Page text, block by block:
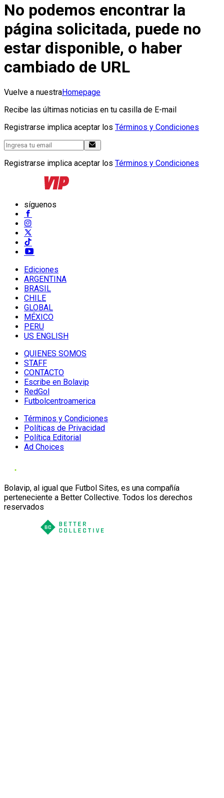
No podemos encontrar la
página solicitada, puede no
estar disponible, o haber
cambiado de URL
Vuelve a nuestraHomepage
Recibe las últimas noticias en tu casilla de E-mail
Registrarse implica aceptar los Términos y Condiciones
Registrarse implica aceptar los Términos y Condiciones
síguenos
Ediciones
ARGENTINA
BRASIL
CHILE
GLOBAL
MÉXICO
PERU
US ENGLISH
QUIENES SOMOS
STAFF
CONTACTO
Escribe en Bolavip
RedGol
Futbolcentroamerica
Términos y Condiciones
Políticas de Privacidad
Política Editorial
Ad Choices
Bolavip, al igual que Futbol Sites, es una compañía
perteneciente a Better Collective. Todos los derechos
reservados